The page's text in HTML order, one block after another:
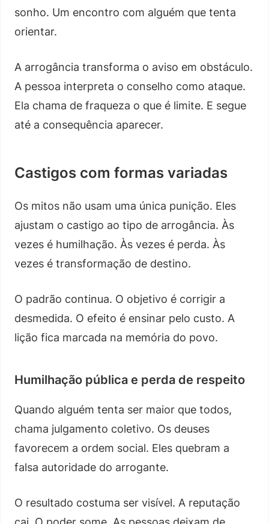
sonho. Um encontro com alguém que tenta
orientar.
A arrogância transforma o aviso em obstáculo.
A pessoa interpreta o conselho como ataque.
Ela chama de fraqueza o que é limite. E segue
até a consequência aparecer.
Castigos com formas variadas
Os mitos não usam uma única punição. Eles
ajustam o castigo ao tipo de arrogância. Às
vezes é humilhação. Às vezes é perda. Às
vezes é transformação de destino.
O padrão continua. O objetivo é corrigir a
desmedida. O efeito é ensinar pelo custo. A
lição fica marcada na memória do povo.
Humilhação pública e perda de respeito
Quando alguém tenta ser maior que todos,
chama julgamento coletivo. Os deuses
favorecem a ordem social. Eles quebram a
falsa autoridade do arrogante.
O resultado costuma ser visível. A reputação